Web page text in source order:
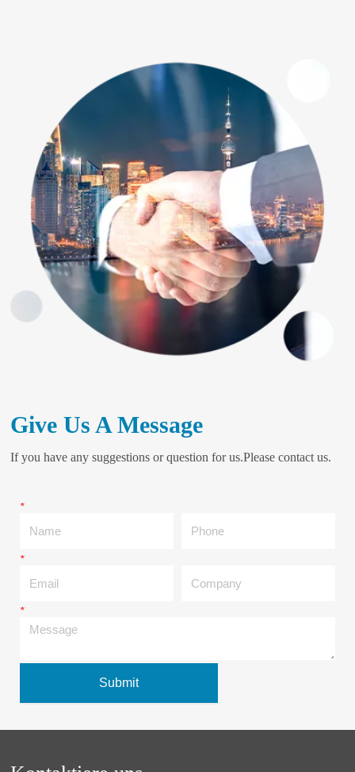
Give Us A Message
If you have any suggestions or question for us.Please contact us.
*Name
*Email
*Message
Submit